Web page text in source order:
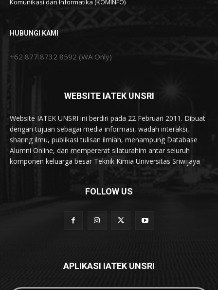
HUBUNGI KAMI
+62 877 8732 8592 (WA Only)
WEBSITE IATEK UNSRI
Website IATEK UNSRI ini berdiri pada 22 Februari 2011. Dibuat
dengan tujuan sebagai media informasi, wadah interaksi,
sharing ilmu, publikasi tulisan ilmiah, menampung Database
Alumni Online, dan mempererat silaturahim antar seluruh
komponen keluarga besar Teknik Kimia Universitas Sriwijaya
FOLLOW US
APLIKASI IATEK UNSRI